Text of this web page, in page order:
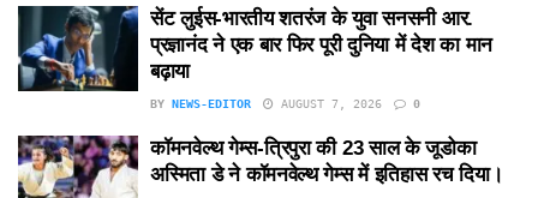
सेंट लुईस-भारतीय शतरंज के युवा सनसनी आर.
प्रज्ञानंद ने एक बार फिर पूरी दुनिया में देश का मान
बढ़ाया
BY NEWS-EDITOR AUGUST 7, 2026 0
कॉमनवेल्थ गेम्स-त्रिपुरा की 23 साल के जूडोका
अस्मिता डे ने कॉमनवेल्थ गेम्स में इतिहास रच दिया।